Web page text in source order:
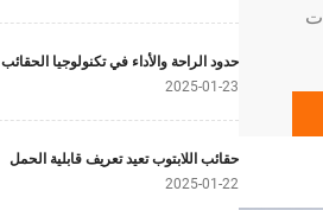
حدود الراحة والأداء في تكنولوجيا الحقائب
2025-01-23
حقائب اللابتوب تعيد تعريف قابلية الحمل
2025-01-22